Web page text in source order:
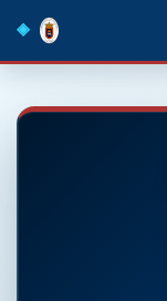
navigation